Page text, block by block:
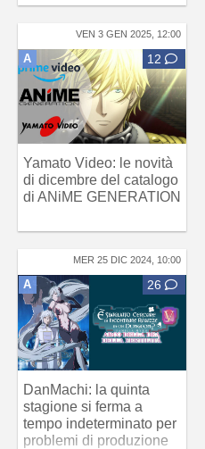
VEN 3 GEN 2025, 12:00
A 12
Yamato Video: le novità
di dicembre del catalogo
di ANiME GENERATION
MER 25 DIC 2024, 10:00
A 26
DanMachi: la quinta
stagione si ferma a
tempo indeterminato per
problemi di produzione